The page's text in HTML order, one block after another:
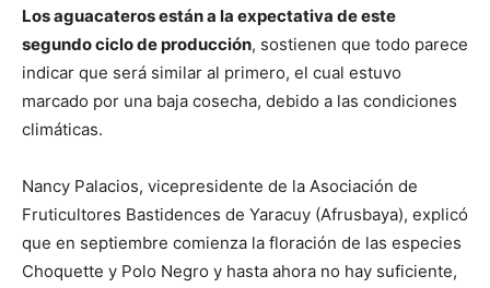
Los aguacateros están a la expectativa de este
segundo ciclo de producción, sostienen que todo parece
indicar que será similar al primero, el cual estuvo
marcado por una baja cosecha, debido a las condiciones
climáticas.
Nancy Palacios, vicepresidente de la Asociación de
Fruticultores Bastidences de Yaracuy (Afrusbaya), explicó
que en septiembre comienza la floración de las especies
Choquette y Polo Negro y hasta ahora no hay suficiente,